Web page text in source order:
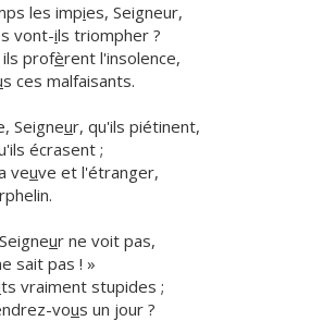
les impies, Seigneur,
vont-ils triompher ?
profèrent l'insolence,
s ces malfaisants.
Seigneur, qu'ils piétinent,
écrasent ;
veuve et l'étranger,
ur ne voit pas,
sait pas ! »
ts vraiment stupides ;
vous un jour ?